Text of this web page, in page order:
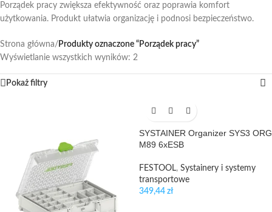
Porządek pracy zwiększa efektywność oraz poprawia komfort
użytkowania. Produkt ułatwia organizację i podnosi bezpieczeństwo.
Strona główna/ Produkty oznaczone “Porządek pracy”
Wyświetlanie wszystkich wyników: 2
Pokaż filtry
SYSTAINER Organizer SYS3 ORG
M89 6xESB
FESTOOL, Systainery i systemy
transportowe
349,44 zł